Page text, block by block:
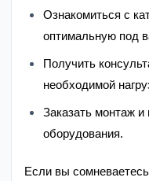
Ознакомиться с
оптимальную под
Получить
необходимой
Заказать монтаж
оборудования.
Если вы